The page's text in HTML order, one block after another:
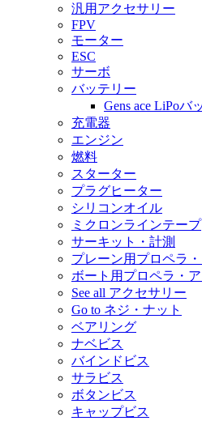
汎用アクセサリー
FPV
モーター
ESC
サーボ
バッテリー
Gens ace LiPoバ
充電器
エンジン
燃料
スターター
プラグヒーター
シリコンオイル
ミクロンラインテープ
サーキット・計測
プレーン用プロペラ
ボート用プロペラ・
See all アクセサリー
Go to ネジ・ナット
ベアリング
ナベビス
バインドビス
サラビス
ボタンビス
キャップビス